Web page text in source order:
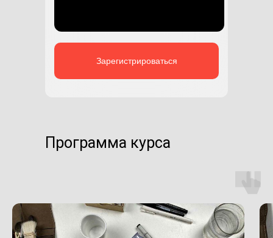
Зарегистрироваться
Программа курса